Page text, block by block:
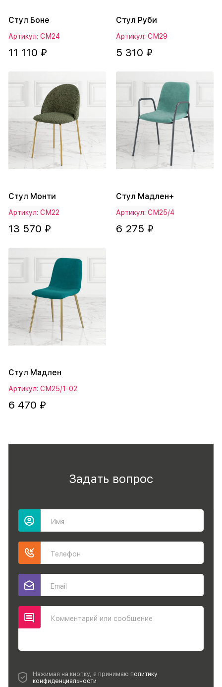
Стул Боне
Артикул: СМ24
11 110 ₽
Стул Руби
Артикул: СМ29
5 310 ₽
Стул Монти
Артикул: СМ22
13 570 ₽
Стул Мадлен+
Артикул: СМ25/4
6 275 ₽
Стул Мадлен
Артикул: СМ25/1-02
6 470 ₽
Задать вопрос
Имя
Телефон
Email
Комментарий или сообщение
Нажимая на кнопку, я принимаю политику
конфиденциальности